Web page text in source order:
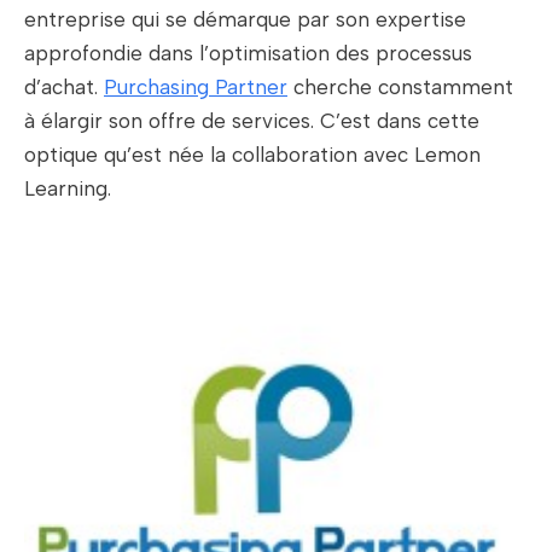
entreprise qui se démarque par son expertise
approfondie dans l’optimisation des processus
d’achat. Purchasing Partner cherche constamment
à élargir son offre de services. C’est dans cette
optique qu’est née la collaboration avec Lemon
Learning.